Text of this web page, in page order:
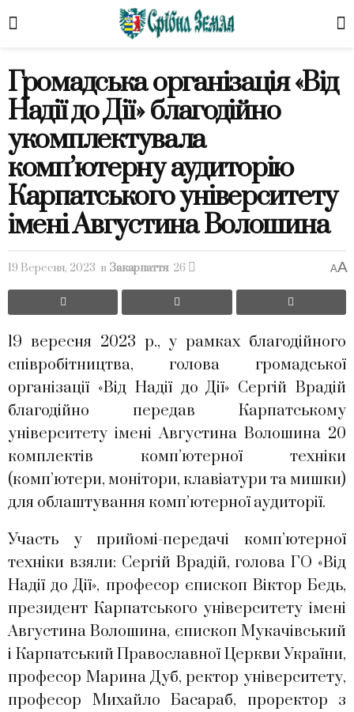
Громадська організація «Від
Надії до Дії» благодійно
укомплектувала
комп’ютерну аудиторію
Карпатського університету
імені Августина Волошина
19 Вересня, 2023 в Закарпаття 26 AA
19 вересня 2023 р., у рамках благодійного
співробітництва, голова громадської
організації «Від Надії до Дії» Сергій Врадій
благодійно передав Карпатському
університету імені Августина Волошина 20
комплектів комп’ютерної техніки
(комп’ютери, монітори, клавіатури та мишки)
для облаштування комп’ютерної аудиторії.
Участь у прийомі-передачі комп’ютерної
техніки взяли: Сергій Врадій, голова ГО «Від
Надії до Дії», професор єпископ Віктор Бедь,
президент Карпатського університету імені
Августина Волошина, єпископ Мукачівський
і Карпатський Православної Церкви України,
професор Марина Дуб, ректор університету,
професор Михайло Басараб, проректор з